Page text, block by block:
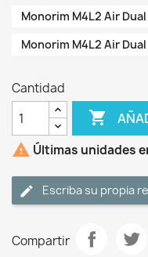
Monorim M4L2 Air
Monorim M4L2 Air
Cantidad

 Últimas unidades
Escriba su propia
Compartir